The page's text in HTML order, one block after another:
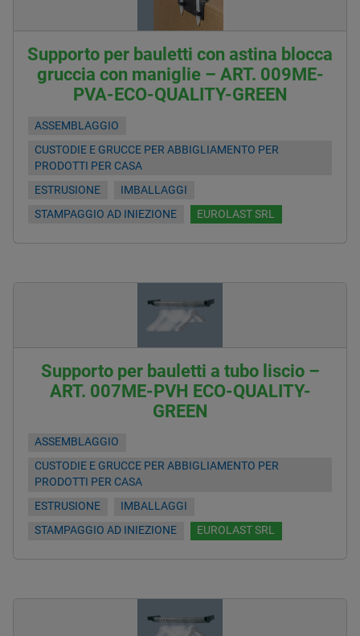
Supporto per bauletti con astina blocca
gruccia con maniglie – ART. 009ME-
PVA-ECO-QUALITY-GREEN
ASSEMBLAGGIO
CUSTODIE E GRUCCE PER ABBIGLIAMENTO PER
PRODOTTI PER CASA
ESTRUSIONE
IMBALLAGGI
STAMPAGGIO AD INIEZIONE
EUROLAST SRL
Supporto per bauletti a tubo liscio –
ART. 007ME-PVH ECO-QUALITY-
GREEN
ASSEMBLAGGIO
CUSTODIE E GRUCCE PER ABBIGLIAMENTO PER
PRODOTTI PER CASA
ESTRUSIONE
IMBALLAGGI
STAMPAGGIO AD INIEZIONE
EUROLAST SRL